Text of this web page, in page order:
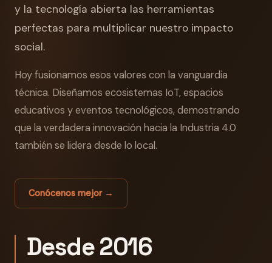
y la tecnología abierta las herramientas
perfectas para multiplicar nuestro impacto
social.
Hoy fusionamos esos valores con la vanguardia
técnica. Diseñamos ecosistemas IoT, espacios
educativos y eventos tecnológicos, demostrando
que la verdadera innovación hacia la Industria 4.0
también se lidera desde lo local.
Conócenos mejor →
Desde 2016